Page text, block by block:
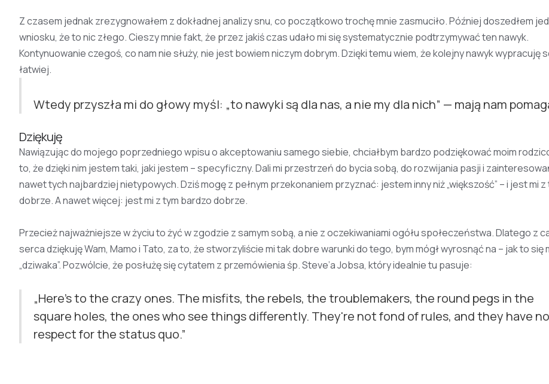
Z czasem jednak zrezygnowałem z dokładnej analizy snu, co początkowo trochę mnie zasmuciło. Później doszedłem
wniosku, że to nic złego. Cieszy mnie fakt, że przez jakiś czas udało mi się systematycznie podtrzymywać ten nawyk.
Kontynuowanie czegoś, co nam nie służy, nie jest bowiem niczym dobrym. Dzięki temu wiem, że kolejny nawyk wypracuję
łatwiej.
Wtedy przyszła mi do głowy myśl: „to nawyki są dla nas, a nie my dla nich” — mają nam
Dziękuję
Nawiązując do mojego poprzedniego wpisu o akceptowaniu samego siebie, chciałbym bardzo podziękować moim
to, że dzięki nim jestem taki, jaki jestem – specyficzny. Dali mi przestrzeń do bycia sobą, do rozwijania pasji i
nawet tych najbardziej nietypowych. Dziś mogę z pełnym przekonaniem przyznać: jestem inny niż „większość” – i jest mi z
dobrze. A nawet więcej: jest mi z tym bardzo dobrze.
Przecież najważniejsze w życiu to żyć w zgodzie z samym sobą, a nie z oczekiwaniami ogółu społeczeństwa. Dlatego z
serca dziękuję Wam, Mamo i Tato, za to, że stworzyliście mi tak dobre warunki do tego, bym mógł wyrosnąć na – jak to się
„dziwaka”. Pozwólcie, że posłużę się cytatem z przemówienia śp. Steve’a Jobsa, który idealnie tu pasuje:
„Here's to the crazy ones. The misfits, the rebels, the troublemakers, the round pegs in the
square holes, the ones who see things differently. They're not fond of rules, and they have no
respect for the status quo.”